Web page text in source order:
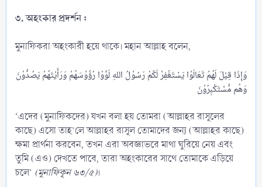
৩. অহংকার প্রদর্শন :
মুনাফিকরা অহংকারী হয়ে থাকে। মহান আল্লাহ বলেন,
وَإِذَا قِيْلَ لَهُمْ تَعَالَوْا يَسْتَغْفِرْ لَكُمْ رَسُوْلُ اللهِ لَوَّوْا رُؤُوْسَهُمْ وَرَأَيْتَهُمْ يَصُدُّوْنَ
‘এদের (মুনাফিকদের) যখন বলা হয় তোমরা (আল্লাহর রাসূলের
কাছে) এসো তাহ’লে আল্লাহর রাসূল তোমাদের জন্য (আল্লাহর কাছে)
ক্ষমা প্রার্থনা করবেন, তখন এরা অবজ্ঞাভরে মাথা ঘুরিয়ে নেয় এবং
তুমি (এও) দেখতে পাবে, তারা অহংকারের সাথে তোমাকে এড়িয়ে
চলে’ (মুনাফিকূন ৬৩/৫)।